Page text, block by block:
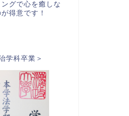
グで心を癒しな
得意です！
学科卒業＞